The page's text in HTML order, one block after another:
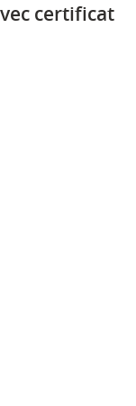
certificat